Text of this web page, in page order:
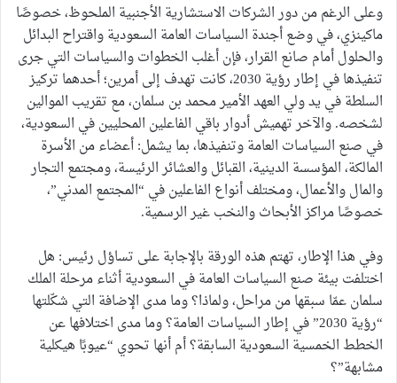
وعلى الرغم من دور الشركات الاستشارية الأجنبية الملحوظ، خصوصًا
ماكينزي، في وضع أجندة السياسات العامة السعودية واقتراح البدائل
والحلول أمام صانع القرار، فإن أغلب الخطوات والسياسات التي جرى
تنفيذها في إطار رؤية 2030، كانت تهدف إلى أمرين؛ أحدهما تركيز
السلطة في يد ولي العهد الأمير محمد بن سلمان، مع تقريب الموالين
لشخصه. والآخر تهميش أدوار باقي الفاعلين المحليين في السعودية،
في صنع السياسات العامة وتنفيذها، بما يشمل: أعضاء من الأسرة
المالكة، المؤسسة الدينية، القبائل والعشائر الرئيسة، ومجتمع التجار
والمال والأعمال، ومختلف أنواع الفاعلين في “المجتمع المدني”،
خصوصًا مراكز الأبحاث والنخب غير الرسمية.
وفي هذا الإطار، تهتم هذه الورقة بالإجابة على تساؤل رئيس: هل
اختلفت بيئة صنع السياسات العامة في السعودية أثناء مرحلة الملك
سلمان عمّا سبقها من مراحل، ولماذا؟ وما مدى الإضافة التي شكّلتها
“رؤية 2030” في إطار السياسات العامة؟ وما مدى اختلافها عن
الخطط الخمسية السعودية السابقة؟ أم أنها تحوي “عيوبًا هيكلية
مشابهة”؟